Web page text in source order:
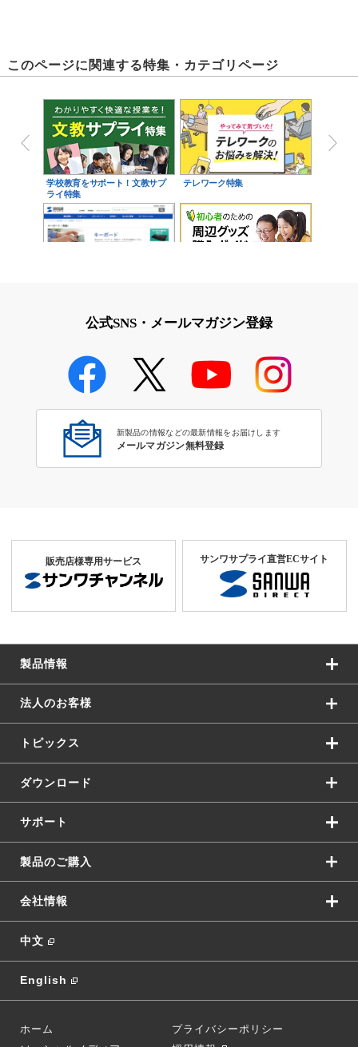
このページに関連する特集・カテゴリページ
学校教育をサポート！文教サプ
ライ特集
テレワーク特集
有線マウス
公式SNS・メールマガジン登録
新製品の情報などの最新情報をお届けします
メールマガジン無料登録
販売店様専用サービス サンワサプライ直営ECサイト
製品情報
法人のお客様
トピックス
ダウンロード
サポート
製品のご購入
会社情報
中文
English
ホーム
プライバシーポリシー